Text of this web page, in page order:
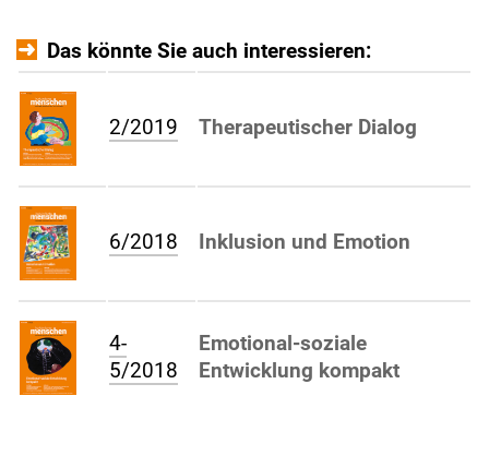
Das könnte Sie auch interessieren:
2/2019 Therapeutischer Dialog
6/2018 Inklusion und Emotion
4-
5/2018
Emotional-soziale
Entwicklung kompakt